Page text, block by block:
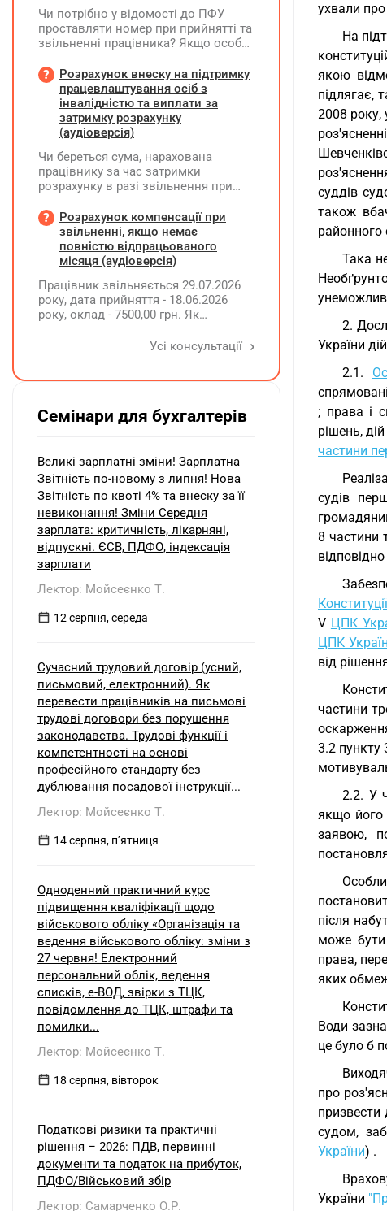
ухвали
На
якою
підлягає,
2008 року,
суддів
також
районного
Така
2.
України
2.1.
; права і
рішень,
частини
судів
8 частини
V ЦПК
ЦПК
від
частини
3.2 пункту
2.2. У
якщо його
заявою,
після
може бути
права,
яких
Води
це було б
про
призвести
судом,
України) .
України
Чи потрібно у відомості до ПФУ
проставляти номер при прийнятті та
звільненні працівника? Якщо особа
місцем роботи та за сумісництвом,
чи рахується це як два роботодавці?
Розрахунок внеску на підтримку
працевлаштування осіб з
інвалідністю та виплати за
затримку розрахунку
(аудіоверсія)
Чи береться сума, нарахована
працівнику за час затримки
розрахунку в разі звільнення при
заробітної плати (винагороди), для
розрахунку внеску на підтримку
працевлаштування осіб з
інвалідністю?
Розрахунок компенсації при
звільненні, якщо немає
повністю відпрацьованого
місяця (аудіоверсія)
Працівник звільняється 29.07.2026
року, дата прийняття - 18.06.2026
року, оклад - 7500,00 грн. Як
невикористаних днів відпустки при
Усі консультації
Семінари для бухгалтерів
Великі зарплатні зміни! Зарплатна
Звітність по-новому з липня! Нова
Звітність по квоті 4% та внеску за її
невиконання! Зміни Середня
зарплата: критичність, лікарняні,
відпускні. ЄСВ, ПДФО, індексація
зарплати
Лектор: Мойсеєнко Т.
12 серпня, середа
Сучасний трудовий договір (усний,
письмовий, електронний). Як
перевести працівників на письмові
трудові договори без порушення
законодавства. Трудові функції і
компетентності на основі
професійного стандарту без
дублювання посадової інструкції...
Лектор: Мойсеєнко Т.
14 серпня, пʼятниця
Одноденний практичний курс
підвищення кваліфікації щодо
військового обліку «Організація та
ведення військового обліку: зміни з
27 червня! Електронний
персональний облік, ведення
списків, е-ВОД, звірки з ТЦК,
повідомлення до ТЦК, штрафи та
помилки...
Лектор: Мойсеєнко Т.
18 серпня, вівторок
Податкові ризики та практичні
рішення – 2026: ПДВ, первинні
документи та податок на прибуток,
ПДФО/Військовий збір
Лектор: Самарченко О.Р.